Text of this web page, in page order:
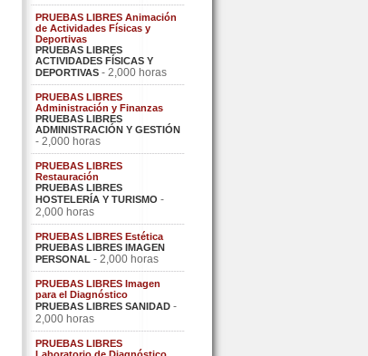
PRUEBAS LIBRES Animación
de Actividades Físicas y
Deportivas
PRUEBAS LIBRES
ACTIVIDADES FÍSICAS Y
DEPORTIVAS - 2,000 horas
PRUEBAS LIBRES
Administración y Finanzas
PRUEBAS LIBRES
ADMINISTRACIÓN Y GESTIÓN
- 2,000 horas
PRUEBAS LIBRES
Restauración
PRUEBAS LIBRES
HOSTELERÍA Y TURISMO -
2,000 horas
PRUEBAS LIBRES Estética
PRUEBAS LIBRES IMAGEN
PERSONAL - 2,000 horas
PRUEBAS LIBRES Imagen
para el Diagnóstico
PRUEBAS LIBRES SANIDAD -
2,000 horas
PRUEBAS LIBRES